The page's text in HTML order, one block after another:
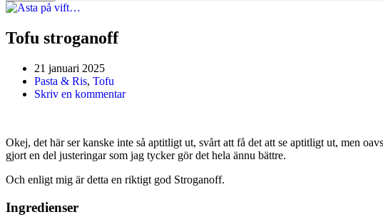
Tofu stroganoff
21 januari 2025
Pasta & Ris, Tofu
Skriv en kommentar
Okej, det här ser kanske inte så aptitligt ut, svårt att få det att se aptitligt ut, men
gjort en del justeringar som jag tycker gör det hela ännu bättre.
Och enligt mig är detta en riktigt god Stroganoff.
Ingredienser